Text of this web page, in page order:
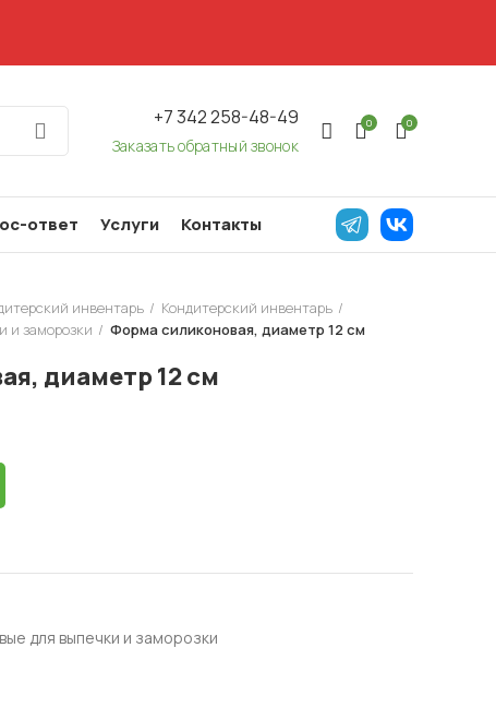
+7 342 258-48-49
Заказать обратный звонок
0 0
ответ Услуги Контакты
инвентарь
Кондитерский инвентарь
и заморозки
Форма силиконовая, диаметр 12 см
диаметр 12 см
для выпечки и заморозки